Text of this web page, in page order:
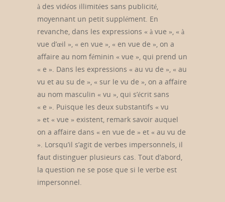
à des vidéos illimitées sans publicité,
moyennant un petit supplément. En
revanche, dans les expressions « à vue », « à
vue d’œil », « en vue », « en vue de », on a
affaire au nom féminin « vue », qui prend un
« e ». Dans les expressions « au vu de », « au
vu et au su de », « sur le vu de », on a affaire
au nom masculin « vu », qui s’écrit sans
« e ». Puisque les deux substantifs « vu
» et « vue » existent, remark savoir auquel
on a affaire dans « en vue de » et « au vu de
». Lorsqu’il s’agit de verbes impersonnels, il
faut distinguer plusieurs cas. Tout d’abord,
la question ne se pose que si le verbe est
impersonnel.